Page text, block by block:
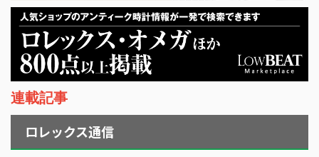
連載記事
ロレックス通信